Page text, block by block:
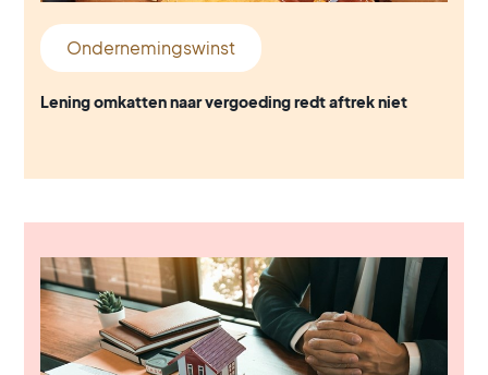
Ondernemingswinst
Lening omkatten naar vergoeding redt aftrek niet